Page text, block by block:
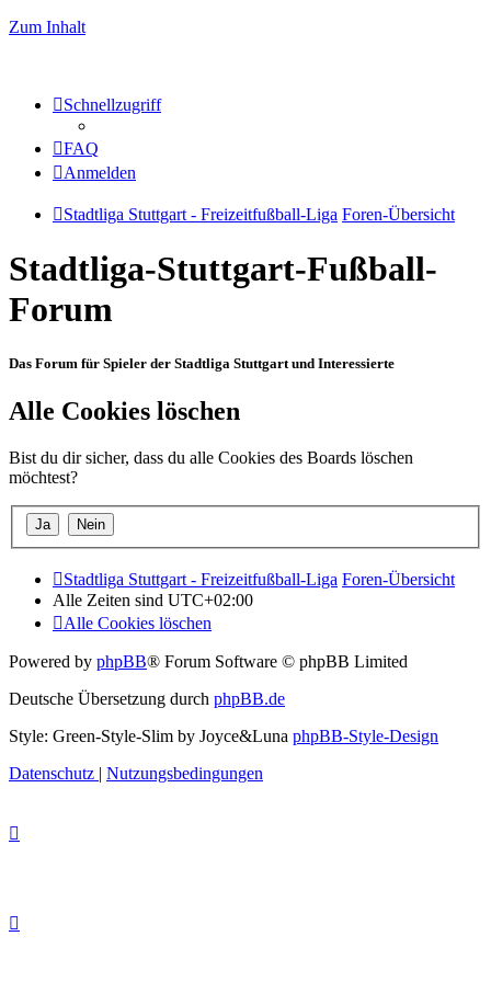
Zum Inhalt
Schnellzugriff
FAQ
Anmelden
Stadtliga Stuttgart - Freizeitfußball-Liga Foren-Übersicht
Stadtliga-Stuttgart-Fußball-
Forum
Das Forum für Spieler der Stadtliga Stuttgart und Interessierte
Alle Cookies löschen
Bist du dir sicher, dass du alle Cookies des Boards löschen
möchtest?
Stadtliga Stuttgart - Freizeitfußball-Liga Foren-Übersicht
Alle Zeiten sind UTC+02:00
Alle Cookies löschen
Powered by phpBB® Forum Software © phpBB Limited
Deutsche Übersetzung durch phpBB.de
Style: Green-Style-Slim by Joyce&Luna phpBB-Style-Design
Datenschutz | Nutzungsbedingungen